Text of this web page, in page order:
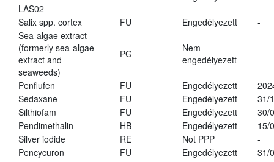
LAS02
Salix spp. cortex FU Engedélyezett
-
Sea-algae extract
(formerly sea-algae
extract and
seaweeds)
PG
Nem
engedélyezett
Penflufen FU Engedélyezett
Sedaxane
FU Engedélyezett
31/
Silthiofam
FU Engedélyezett
30/
Pendimethalin
HB Engedélyezett
15/
Silver iodide
RE Not PPP
-
Pencycuron
FU Engedélyezett
31/